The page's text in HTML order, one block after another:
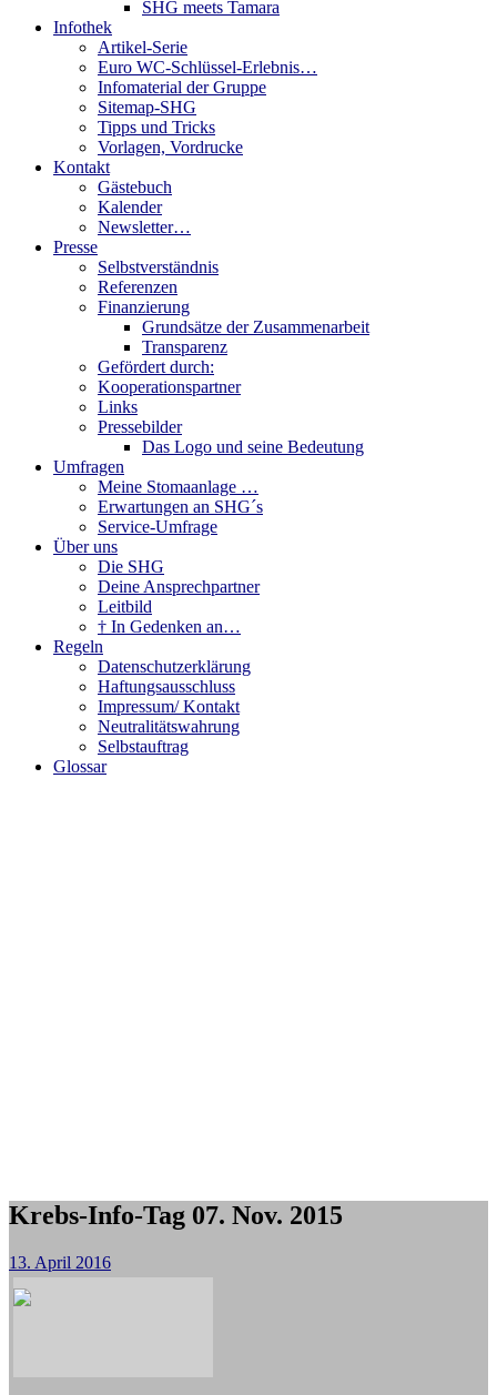
SHG meets Tamara
Infothek
Artikel-Serie
Euro WC-Schlüssel-Erlebnis…
Infomaterial der Gruppe
Sitemap-SHG
Tipps und Tricks
Vorlagen, Vordrucke
Kontakt
Gästebuch
Kalender
Newsletter…
Presse
Selbstverständnis
Referenzen
Finanzierung
Grundsätze der Zusammenarbeit
Transparenz
Gefördert durch:
Kooperationspartner
Links
Pressebilder
Das Logo und seine Bedeutung
Umfragen
Meine Stomaanlage …
Erwartungen an SHG´s
Service-Umfrage
Über uns
Die SHG
Deine Ansprechpartner
Leitbild
† In Gedenken an…
Regeln
Datenschutzerklärung
Haftungsausschluss
Impressum/ Kontakt
Neutralitätswahrung
Selbstauftrag
Glossar
Krebs-Info-Tag 07. Nov. 2015
13. April 2016